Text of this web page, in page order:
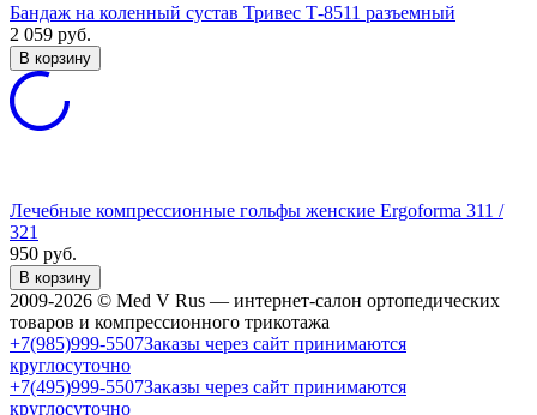
Бандаж на коленный сустав Тривес Т-8511 разъемный
2 059 руб.
В корзину
Лечебные компрессионные гольфы женские Ergoforma 311 /
321
950 руб.
В корзину
2009-2026 © Med V Rus — интернет-салон ортопедических
товаров и компрессионного трикотажа
+7(985)999-5507Заказы через сайт принимаются
круглосуточно
+7(495)999-5507Заказы через сайт принимаются
круглосуточно